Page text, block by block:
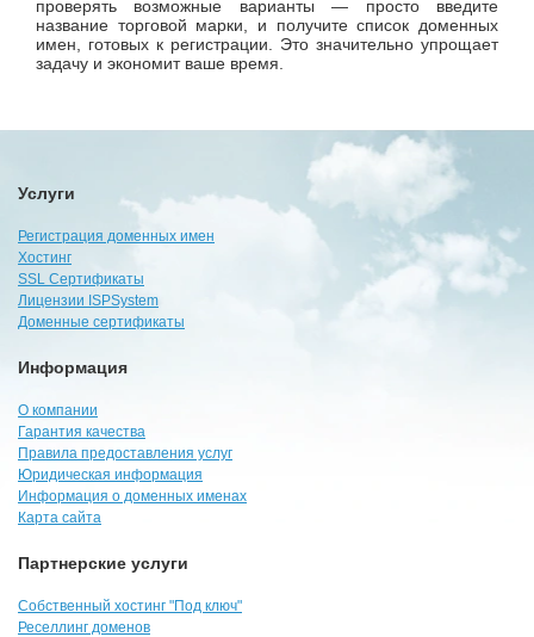
проверять возможные варианты — просто введите
название торговой марки, и получите список доменных
имен, готовых к регистрации. Это значительно упрощает
задачу и экономит ваше время.
Услуги
Регистрация доменных имен
Хостинг
SSL Сертификаты
Лицензии ISPSystem
Доменные сертификаты
Информация
О компании
Гарантия качества
Правила предоставления услуг
Юридическая информация
Информация о доменных именах
Карта сайта
Партнерские услуги
Собственный хостинг "Под ключ"
Реселлинг доменов